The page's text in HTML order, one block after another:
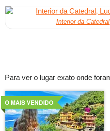
Interior da Catedral
Para ver o lugar exato onde
O MAIS VENDIDO
Detalhes